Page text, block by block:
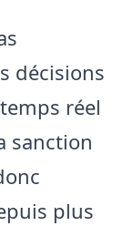
décisions
réel
sanction
plus